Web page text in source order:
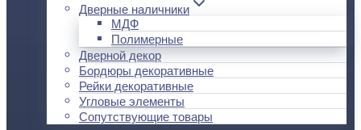
Дверные наличники
МДФ
Полимерные
Дверной декор
Бордюры декоративные
Рейки декоративные
Угловые элементы
Сопутствующие товары